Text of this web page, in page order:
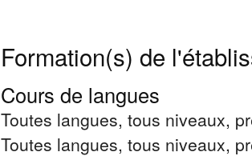
Formation(s) de
Cours de langues
Toutes langues, tous niveaux,
Toutes langues, tous niveaux,